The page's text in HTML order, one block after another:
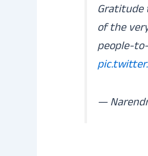
Gratitude
of the
people-
—